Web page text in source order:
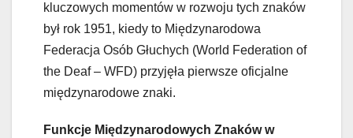
kluczowych momentów w rozwoju tych znaków
był rok 1951, kiedy to Międzynarodowa
Federacja Osób Głuchych (World Federation of
the Deaf – WFD) przyjęła pierwsze oficjalne
międzynarodowe znaki.
Funkcje Międzynarodowych Znaków w